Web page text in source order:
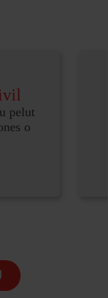
pelut
o